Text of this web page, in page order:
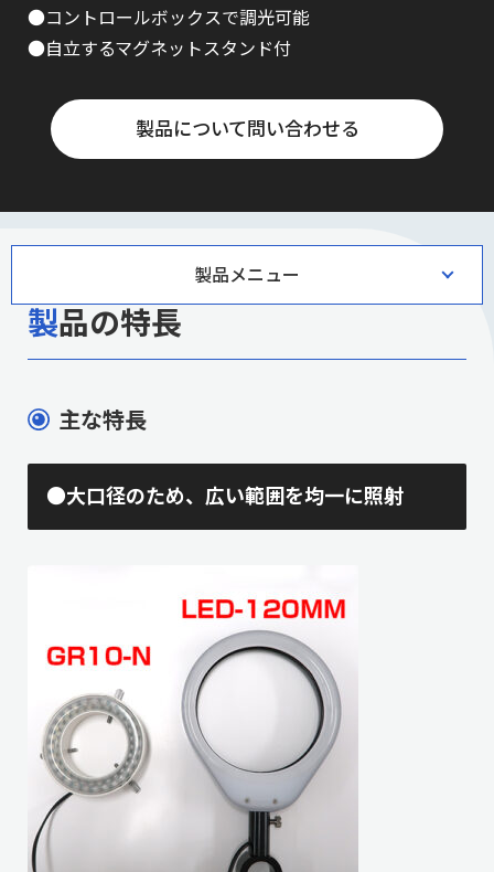
●コントロールボックスで調光可能
●自立するマグネットスタンド付
製品について問い合わせる
製品メニュー
製品の特長
主な特長
●大口径のため、広い範囲を均一に照射